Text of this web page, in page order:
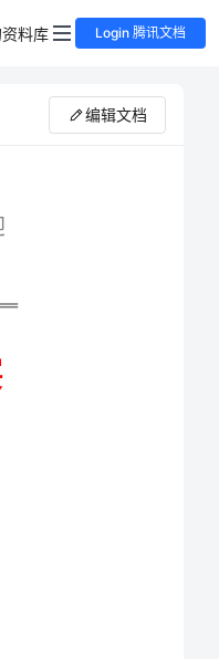
料库 Login 腾讯文档
编辑文档